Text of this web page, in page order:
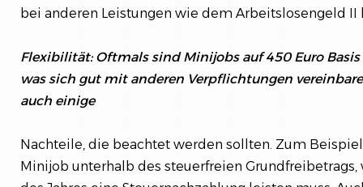
bei anderen Leistungen wie dem Arbeitslosengeld
Flexibilität: Oftmals sind Minijobs auf 450 Euro
was sich gut mit anderen Verpflichtungen
auch einige
Nachteile, die beachtet werden sollten. Zum
Minijob unterhalb des steuerfreien Grundfreibetrags,